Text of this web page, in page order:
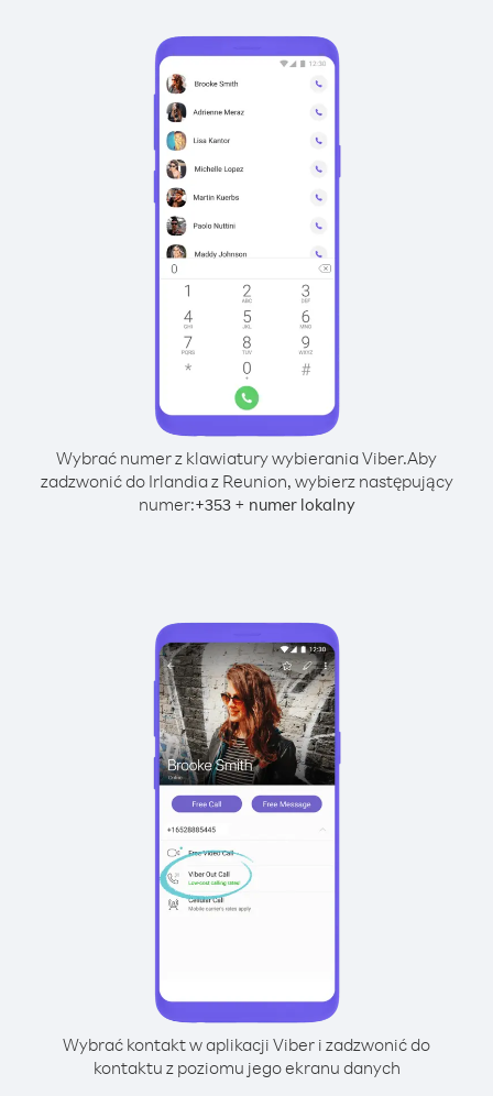
Wybrać numer z klawiatury wybierania Viber.Aby
zadzwonić do Irlandia z Reunion, wybierz następujący
numer:+353+ numer lokalny
Wybrać kontakt w aplikacji Viber i zadzwonić do
kontaktu z poziomu jego ekranu danych